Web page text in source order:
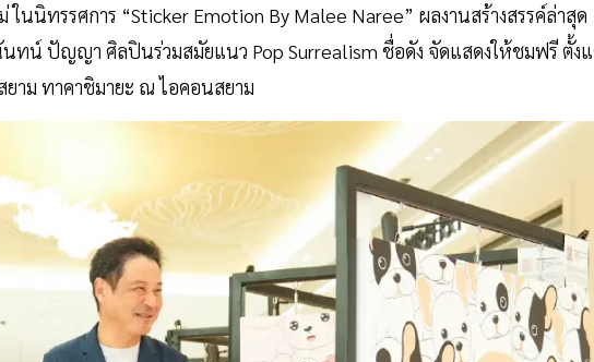
นิทรรศการ “Sticker Emotion By Malee Naree” ผลงานสร้างสรรค์ล่าสุด
นทน์ ปัญญา ศิลปินร่วมสมัยแนว Pop Surrealism ชื่อดัง จัดแสดงให้ชมฟรี ตั้ง
าม ทาคาชิมายะ ณ ไอคอนสยาม